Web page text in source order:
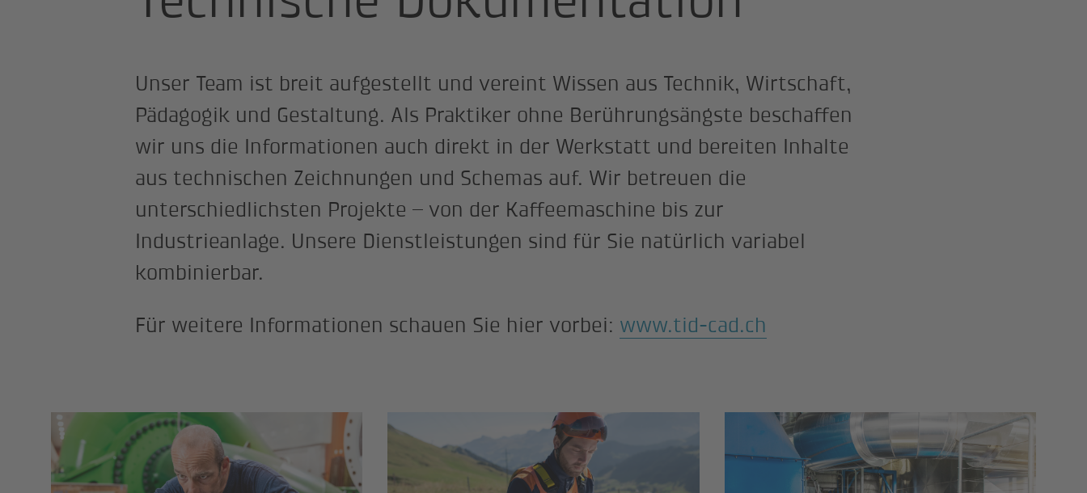
Unser Team ist breit aufgestellt und vereint Wissen aus Technik, Wirtschaft,
Pädagogik und Gestaltung. Als Praktiker ohne Berührungsängste beschaffen
wir uns die Informationen auch direkt in der Werkstatt und bereiten Inhalte
aus technischen Zeichnungen und Schemas auf. Wir betreuen die
unterschiedlichsten Projekte – von der Kaffeemaschine bis zur
Industrieanlage. Unsere Dienstleistungen sind für Sie natürlich variabel
kombinierbar.
Für weitere Informationen schauen Sie hier vorbei: www.tid-cad.ch
Risikobeurteilung Benutzerinformation Anlagenhandbuch